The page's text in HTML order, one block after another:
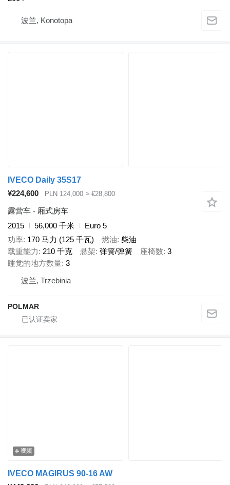
波兰, Konotopa
IVECO Daily 35S17
¥224,600
PLN 124,000 ≈ €28,800
露营车 - 厢式房车
2015
56,000 千米
Euro 5
功率 170 马力 (125 千瓦) 燃油 柴油
载重能力
210 千克 悬架 弹簧/弹簧 座椅数 3
睡觉的地方数量 3
波兰, Trzebinia
POLMAR
视频
IVECO MAGIRUS 90-16 AW